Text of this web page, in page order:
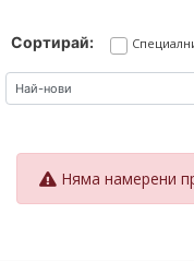
Сортирай:
Няма намерени